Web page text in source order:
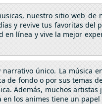
nuestro sitio web de
y revive tus favoritas del
línea y vive la mejor
único. La música
de fondo o por sus temas
Además, muchos artistas
en los animes tiene un